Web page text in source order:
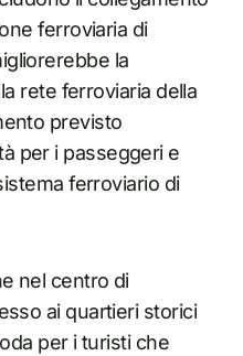
ferroviaria di
la
rete ferroviaria della
previsto
per i passeggeri e
ferroviario di
nel centro di
ai quartieri storici
per i turisti che